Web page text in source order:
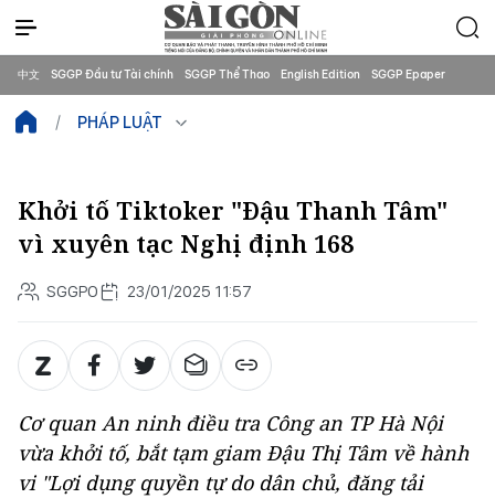
中文 SGGP Đầu tư Tài chính SGGP Thể Thao English Edition SGGP Epaper
PHÁP LUẬT
Khởi tố Tiktoker "Đậu Thanh Tâm"
vì xuyên tạc Nghị định 168
SGGPO 23/01/2025 11:57
Cơ quan An ninh điều tra Công an TP Hà Nội
vừa khởi tố, bắt tạm giam Đậu Thị Tâm về hành
vi "Lợi dụng quyền tự do dân chủ, đăng tải